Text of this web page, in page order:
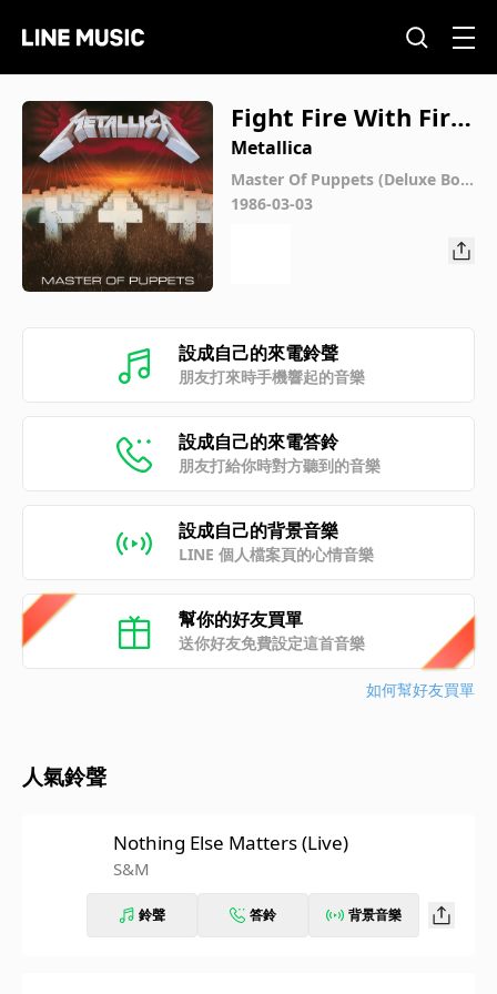
Fight Fire With Fire
(Jason's Second Aud
ition)
Metallica
Master Of Puppets (Deluxe Box
Set / Remastered)
1986-03-03
設成自己的來電鈴聲
朋友打來時手機響起的音樂
設成自己的來電答鈴
朋友打給你時對方聽到的音樂
設成自己的背景音樂
LINE 個人檔案頁的心情音樂
幫你的好友買單
送你好友免費設定這首音樂
如何幫好友買單
人氣鈴聲
Nothing Else Matters (Live)
S&M
鈴聲 答鈴 背景音樂